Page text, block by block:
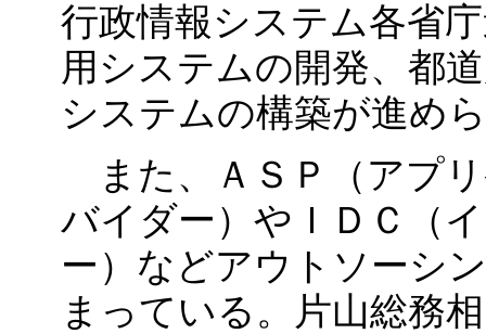
行政情報システム各省
用システムの開発、都
システムの構築が進め
また、ＡＳＰ（アプ
バイダー）やＩＤＣ（
ー）などアウトソーシ
まっている。片山総務